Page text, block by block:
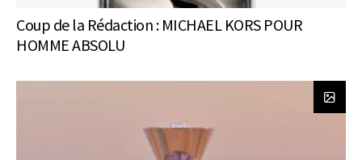
Coup de la Rédaction : MICHAEL KORS POUR
HOMME ABSOLU